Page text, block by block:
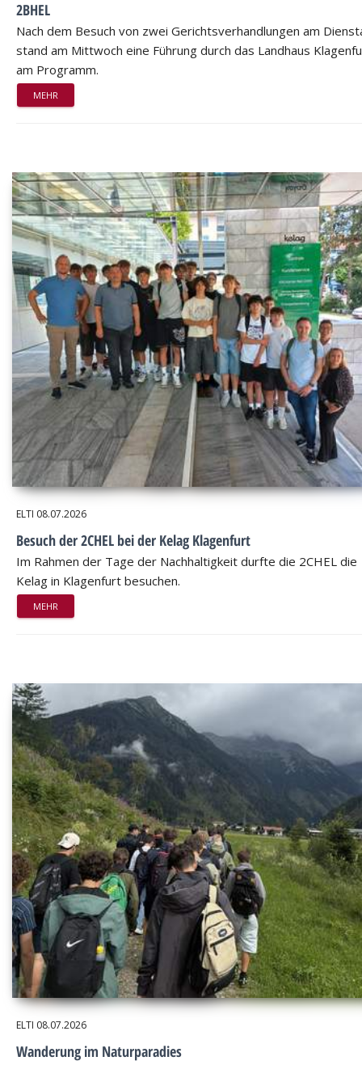
2BHEL
Nach dem Besuch von zwei Gerichtsverhandlungen am
stand am Mittwoch eine Führung durch das Landhaus
am Programm.
MEHR
ELTI 08.07.2026
Besuch der 2CHEL bei der Kelag Klagenfurt
Im Rahmen der Tage der Nachhaltigkeit durfte die 2CHEL die
Kelag in Klagenfurt besuchen.
MEHR
ELTI 08.07.2026
Wanderung im Naturparadies